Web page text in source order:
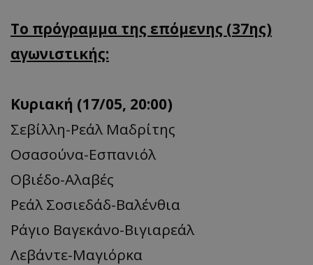
Το πρόγραμμα της επόμενης (37ης)
αγωνιστικής:
Κυριακή (17/05, 20:00)
Σεβίλλη-Ρεάλ Μαδρίτης
Οσασούνα-Εσπανιόλ
Οβιέδο-Αλαβές
Ρεάλ Σοσιεδάδ-Βαλένθια
Ράγιο Βαγεκάνο-Βιγιαρεάλ
Λεβάντε-Μαγιόρκα